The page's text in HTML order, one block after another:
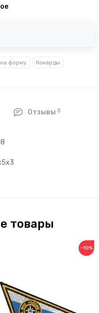
форму Кокарды
Отзывы 0
товары
−10%